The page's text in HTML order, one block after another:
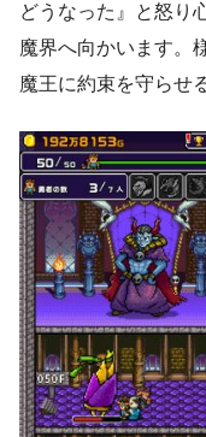
どうなった』と怒り
魔界へ向かいます。
魔王に約束を守らせ